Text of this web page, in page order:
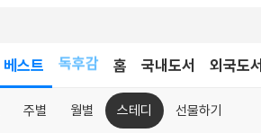
베스트
어린이
홈 국내도서 외국도서
주별 월별 스테디 선물하기